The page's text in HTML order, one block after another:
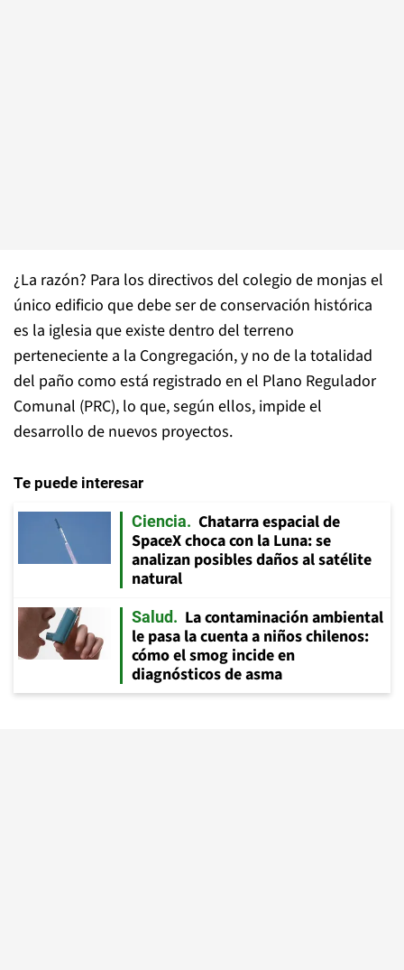
¿La razón? Para los directivos del colegio de monjas el
único edificio que debe ser de conservación histórica
es la iglesia que existe dentro del terreno
perteneciente a la Congregación, y no de la totalidad
del paño como está registrado en el Plano Regulador
Comunal (PRC), lo que, según ellos, impide el
desarrollo de nuevos proyectos.
Te puede interesar
Ciencia
Chatarra espacial de
SpaceX choca con la Luna: se
analizan posibles daños al satélite
natural
Salud
La contaminación ambiental
le pasa la cuenta a niños chilenos:
cómo el smog incide en
diagnósticos de asma